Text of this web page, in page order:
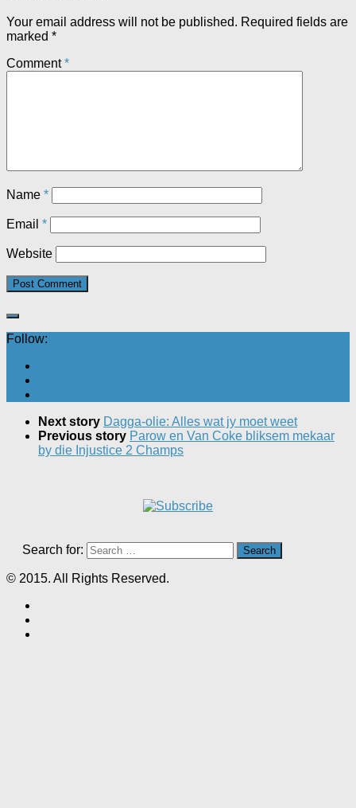
Your email address will not be published. Required fields are
marked *
Comment*
Name *
Email *
Website
Follow:
Next story Dagga-olie: Alles wat jy moet weet
Previous story Parow en Van Coke bliksem mekaar
by die Injustice 2 Champs
Search for:
© 2015. All Rights Reserved.